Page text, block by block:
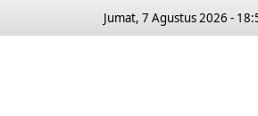
Jumat, 7 Agustus 2026 -